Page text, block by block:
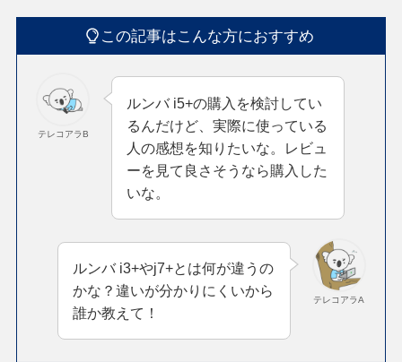
この記事はこんな方におすすめ
テレコアラB
ルンバ i5+の購入を検討してい
るんだけど、実際に使っている
人の感想を知りたいな。レビュ
ーを見て良さそうなら購入した
いな。
テレコアラA
ルンバ i3+やj7+とは何が違うの
かな？違いが分かりにくいから
誰か教えて！